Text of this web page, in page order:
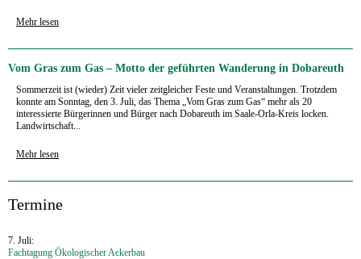
Mehr lesen
Vom Gras zum Gas – Motto der geführten Wanderung in Dobareuth
Sommerzeit ist (wieder) Zeit vieler zeitgleicher Feste und Veranstaltungen. Trotzdem
konnte am Sonntag, den 3. Juli, das Thema „Vom Gras zum Gas“ mehr als 20
interessierte Bürgerinnen und Bürger nach Dobareuth im Saale-Orla-Kreis locken.
Landwirtschaft...
Mehr lesen
‍Termine
7. Juli:
Fachtagung Ökologischer Ackerbau